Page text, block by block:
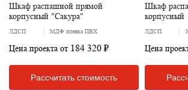
Шкаф распашной прямой
корпусный "Сакура"
ЛДСП МДФ пленка ПВХ
Цена проекта от 184 320 ₽
Рассчитать стоимость
Шкаф
корпусный
ЛДСП
Цена